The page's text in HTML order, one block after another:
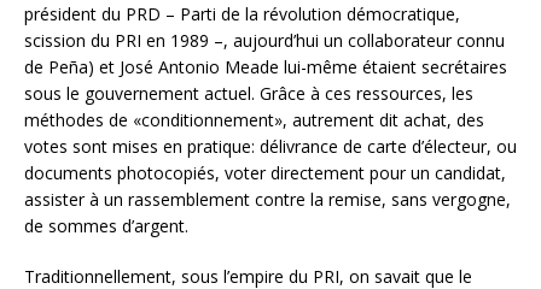
président du PRD – Parti de la révolution démocratique,
scission du PRI en 1989 –, aujourd’hui un collaborateur connu
de Peña) et José Antonio Meade lui-même étaient secrétaires
sous le gouvernement actuel. Grâce à ces ressources, les
méthodes de «conditionnement», autrement dit achat, des
votes sont mises en pratique: délivrance de carte d’électeur, ou
documents photocopiés, voter directement pour un candidat,
assister à un rassemblement contre la remise, sans vergogne,
de sommes d’argent.
Traditionnellement, sous l’empire du PRI, on savait que le